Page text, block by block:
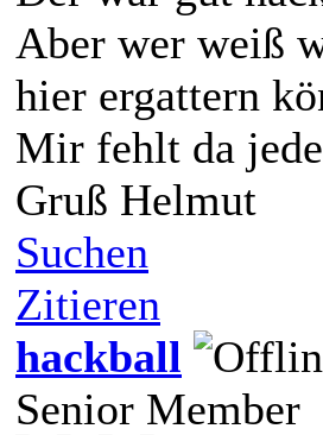
Aber wer weiß
hier ergattern
Mir fehlt da
Gruß Helmut
Suchen
Zitieren
hackball
Senior Member